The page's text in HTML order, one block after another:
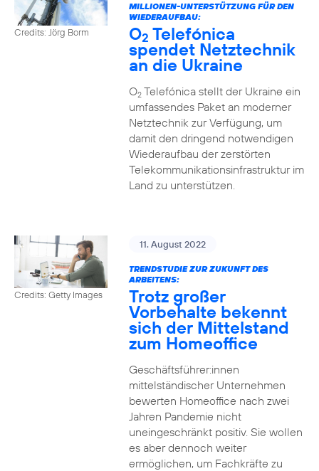
Credits: Jörg Borm
MILLIONEN-UNTERSTÜTZUNG FÜR DEN
WIEDERAUFBAU:
O2 Telefónica
spendet Netztechnik
an die Ukraine
O2Telefónica stellt der Ukraine ein
umfassendes Paket an moderner
Netztechnik zur Verfügung, um
damit den dringend notwendigen
Wiederaufbau der zerstörten
Telekommunikationsinfrastruktur im
Land zu unterstützen.
Credits: Getty Images
11. August 2022
TRENDSTUDIE ZUR ZUKUNFT DES
ARBEITENS:
Trotz großer
Vorbehalte bekennt
sich der Mittelstand
zum Homeoffice
Geschäftsführer:innen
mittelständischer Unternehmen
bewerten Homeoffice nach zwei
Jahren Pandemie nicht
uneingeschränkt positiv. Sie wollen
es aber dennoch weiter
ermöglichen, um Fachkräfte zu